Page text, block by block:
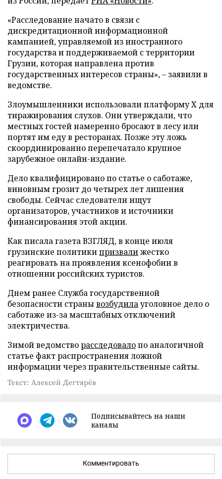
«Расследование начато в связи с
дискредитационной информационной
кампанией, управляемой из иностранного
государства и поддерживаемой с территории
Грузии, которая направлена против
государственных интересов страны», – заявили в
ведомстве.
Злоумышленники использовали платформу X для
тиражирования слухов. Они утверждали, что
местных гостей намеренно бросают в лесу или
портят им еду в ресторанах. Позже эту ложь
скоординированно перепечатало крупное
зарубежное онлайн-издание.
Дело квалифицировано по статье о саботаже,
виновным грозит до четырех лет лишения
свободы. Сейчас следователи ищут
организаторов, участников и источники
финансирования этой акции.
Как писала газета ВЗГЛЯД, в конце июля
грузинские политикипризвалижестко
реагировать на проявления ксенофобии в
отношении российских туристов.
Днем ранее Служба государственной
безопасности странывозбудилауголовное дело о
саботаже из-за масштабных отключений
электричества.
Зимой ведомстворасследовалопо аналогичной
статье факт распространения ложной
информации через правительственные сайты.
Текст: Алексей Дегтярёв
Подписывайтесь на наши
каналы
Комментировать